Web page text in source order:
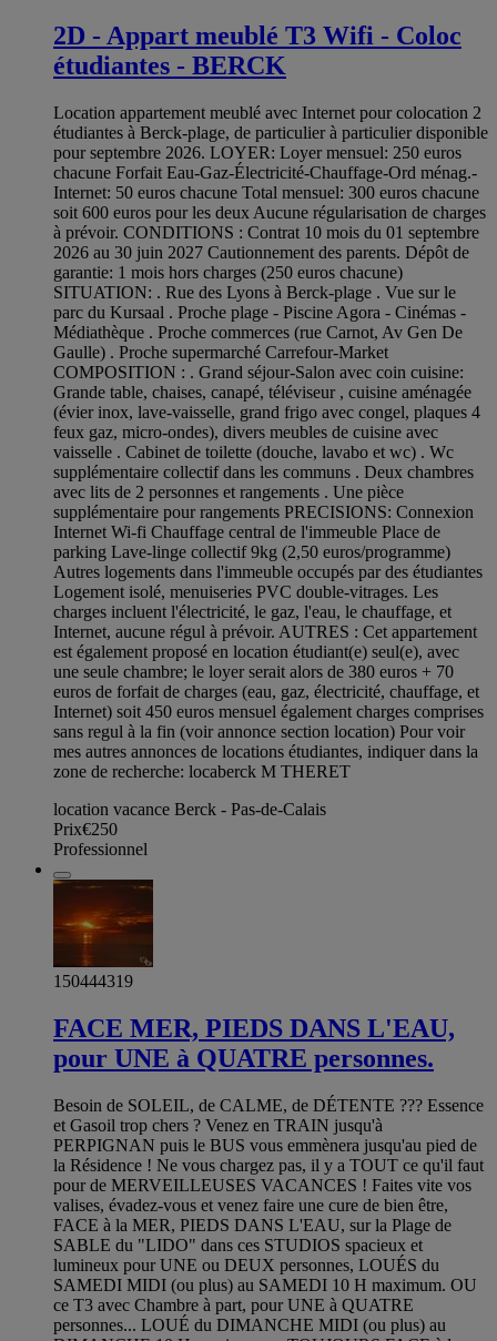
2D - Appart meublé T3 Wifi - Coloc
étudiantes - BERCK
Location appartement meublé avec Internet pour colocation 2
étudiantes à Berck-plage, de particulier à particulier disponible
pour septembre 2026. LOYER: Loyer mensuel: 250 euros
chacune Forfait Eau-Gaz-Électricité-Chauffage-Ord ménag.-
Internet: 50 euros chacune Total mensuel: 300 euros chacune
soit 600 euros pour les deux Aucune régularisation de charges
à prévoir. CONDITIONS : Contrat 10 mois du 01 septembre
2026 au 30 juin 2027 Cautionnement des parents. Dépôt de
garantie: 1 mois hors charges (250 euros chacune)
SITUATION: . Rue des Lyons à Berck-plage . Vue sur le
parc du Kursaal . Proche plage - Piscine Agora - Cinémas -
Médiathèque . Proche commerces (rue Carnot, Av Gen De
Gaulle) . Proche supermarché Carrefour-Market
COMPOSITION : . Grand séjour-Salon avec coin cuisine:
Grande table, chaises, canapé, téléviseur , cuisine aménagée
(évier inox, lave-vaisselle, grand frigo avec congel, plaques 4
feux gaz, micro-ondes), divers meubles de cuisine avec
vaisselle . Cabinet de toilette (douche, lavabo et wc) . Wc
supplémentaire collectif dans les communs . Deux chambres
avec lits de 2 personnes et rangements . Une pièce
supplémentaire pour rangements PRECISIONS: Connexion
Internet Wi-fi Chauffage central de l'immeuble Place de
parking Lave-linge collectif 9kg (2,50 euros/programme)
Autres logements dans l'immeuble occupés par des étudiantes
Logement isolé, menuiseries PVC double-vitrages. Les
charges incluent l'électricité, le gaz, l'eau, le chauffage, et
Internet, aucune régul à prévoir. AUTRES : Cet appartement
est également proposé en location étudiant(e) seul(e), avec
une seule chambre; le loyer serait alors de 380 euros + 70
euros de forfait de charges (eau, gaz, électricité, chauffage, et
Internet) soit 450 euros mensuel également charges comprises
sans regul à la fin (voir annonce section location) Pour voir
mes autres annonces de locations étudiantes, indiquer dans la
zone de recherche: locaberck M THERET
location vacance Berck - Pas-de-Calais
Prix€250
Professionnel
150444319
FACE MER, PIEDS DANS L'EAU,
pour UNE à QUATRE personnes.
Besoin de SOLEIL, de CALME, de DÉTENTE ??? Essence
et Gasoil trop chers ? Venez en TRAIN jusqu'à
PERPIGNAN puis le BUS vous emmènera jusqu'au pied de
la Résidence ! Ne vous chargez pas, il y a TOUT ce qu'il faut
pour de MERVEILLEUSES VACANCES ! Faites vite vos
valises, évadez-vous et venez faire une cure de bien être,
FACE à la MER, PIEDS DANS L'EAU, sur la Plage de
SABLE du "LIDO" dans ces STUDIOS spacieux et
lumineux pour UNE ou DEUX personnes, LOUÉS du
SAMEDI MIDI (ou plus) au SAMEDI 10 H maximum. OU
ce T3 avec Chambre à part, pour UNE à QUATRE
personnes... LOUÉ du DIMANCHE MIDI (ou plus) au